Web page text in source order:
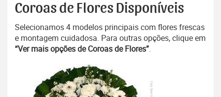
Coroas de Flores Disponíveis
Selecionamos 4 modelos principais com flores frescas
e montagem cuidadosa. Para outras opções, clique em
“Ver mais opções de Coroas de Flores”.